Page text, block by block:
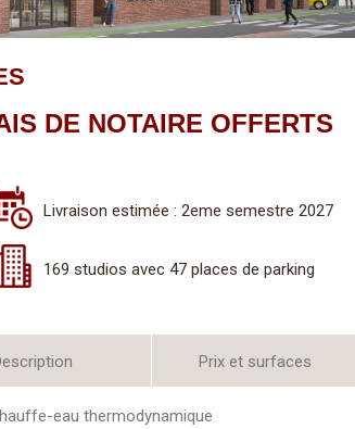
DE NOTAIRE OFFERTS
Livraison estimée : 2eme semestre 2027
169 studios avec 47 places de parking
Prix et surfaces
eau thermodynamique